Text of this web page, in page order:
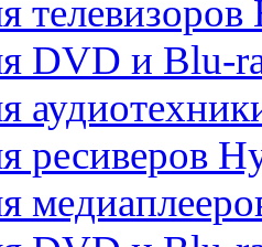
DVD и Blu-
ресиверов